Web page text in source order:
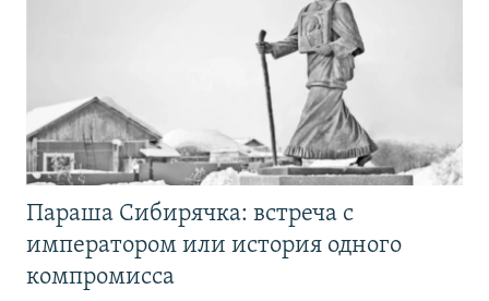
Параша Сибирячка: встреча с
императором или история одного
компромисса